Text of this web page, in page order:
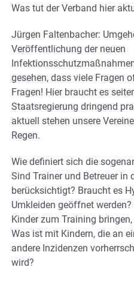
Was tut der Verband hier
Jürgen Faltenbacher:
Veröffentlichung der neuen
gesehen, dass viele Fragen
Fragen! Hier braucht es
Staatsregierung dringend
aktuell stehen unsere
Regen.
Wie definiert sich die
Sind Trainer und Betreuer in
berücksichtigt? Braucht es
Umkleiden geöffnet
Kinder zum Training
Was ist mit Kindern, die an
andere Inzidenzen
wird?